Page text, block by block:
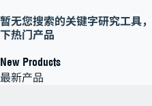
暂无您搜索的关键字研究工具，
下热门产品
New Products
最新产品